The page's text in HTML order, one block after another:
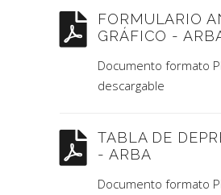
FORMULARIO
GRÁFICO -
Documento formato
descargable
TABLA DE
- ARBA
Documento formato